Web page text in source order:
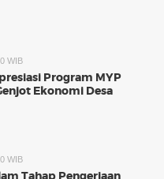
WIB
Program MYP
Ekonomi Desa
WIB
Tahap Pengerjaan